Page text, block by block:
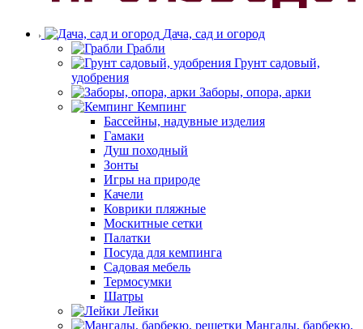
Дача, сад и огород
Грабли
Грунт садовый,
удобрения
Заборы, опора, арки
Кемпинг
Бассейны, надувные изделия
Гамаки
Душ походный
Зонты
Игры на природе
Качели
Коврики пляжные
Москитные сетки
Палатки
Посуда для кемпинга
Садовая мебель
Термосумки
Шатры
Лейки
Мангалы, барбекю,